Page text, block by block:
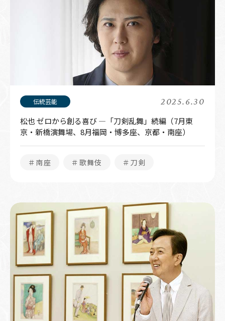
2025.6.30
松也 ゼロから創る喜び —「刀剣乱舞」続編（7月東
京・新橋演舞場、8月福岡・博多座、京都・南座）
＃南座 ＃歌舞伎 ＃刀剣